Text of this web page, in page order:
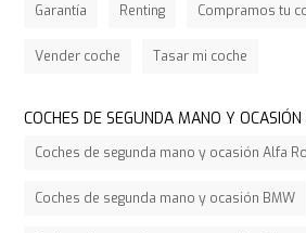
Garantía Renting Compramos tu
Vender coche Tasar mi coche
COCHES DE SEGUNDA MANO Y
Coches de segunda mano y ocasión Alfa
Coches de segunda mano y ocasión BMW